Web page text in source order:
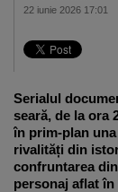
22 iunie 2026 17:01
Serialul
seară, de la ora
în prim-plan
rivalități din
confruntarea
personaj aflat